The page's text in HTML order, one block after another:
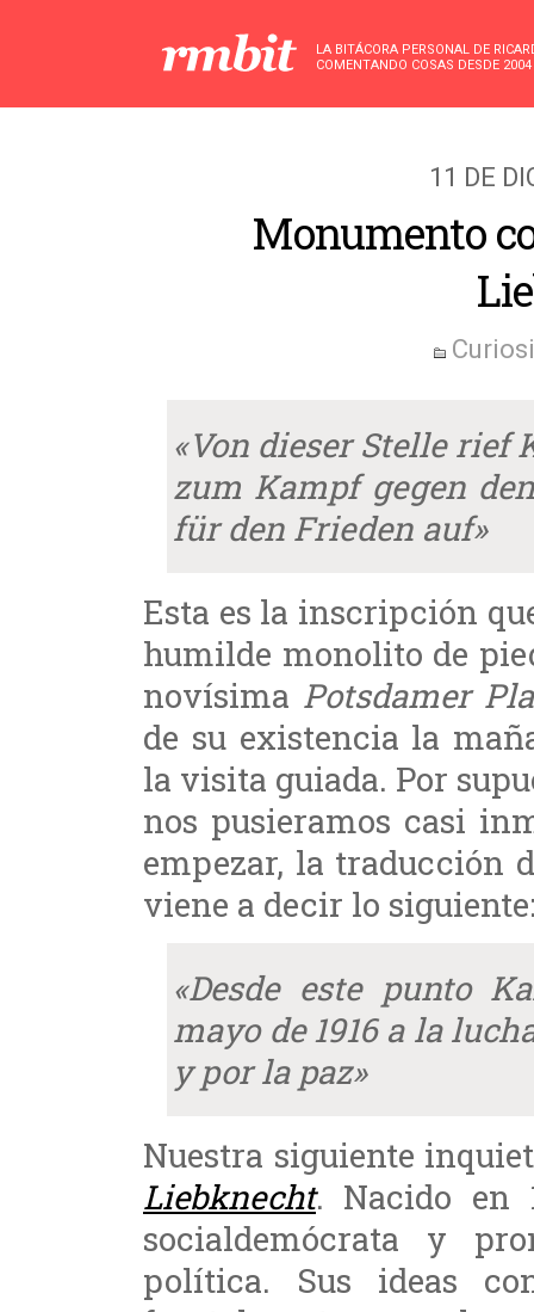
LA BITÁCORA PERSONAL DE
COMENTANDO COSAS DESDE 2004
11 DE
Monumento
«Von dieser Stelle rief
zum Kampf gegen
für den Frieden auf»
Esta es la inscripción
humilde monolito de
novísima Potsdamer
de su existencia la
la visita guiada. Por
nos pusieramos casi
empezar, la traducción
viene a decir lo
«Desde este punto
mayo de 1916 a la
y por la paz»
Nuestra siguiente
Liebknecht. Nacido en
socialdemócrata y
política. Sus ideas